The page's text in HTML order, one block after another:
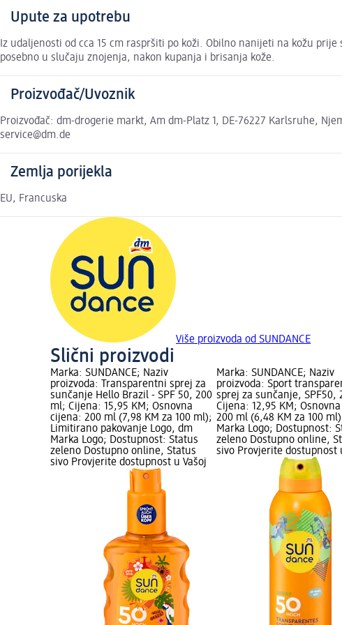
Upute za upotrebu
Iz udaljenosti od cca 15 cm raspršiti po koži. Obilno nanijeti na kožu
posebno u slučaju znojenja, nakon kupanja i brisanja kože.
Proizvođač/Uvoznik
Proizvođač: dm-drogerie markt, Am dm-Platz 1, DE-76227 Karlsruhe,
service@dm.de
Zemlja porijekla
EU, Francuska
Više proizvoda od SUNDANCE
Slični proizvodi
Marka: SUNDANCE; Naziv
proizvoda: Transparentni sprej za
sunčanje Hello Brazil - SPF 50, 200
ml; Cijena: 15,95 KM; Osnovna
cijena: 200 ml (7,98 KM za 100 ml);
Limitirano pakovanje Logo, dm
Marka Logo; Dostupnost: Status
zeleno Dostupno online, Status
sivo Provjerite dostupnost u Vašoj
Marka: SUNDANCE; Naziv
proizvoda: Sport
sprej za sunčanje, SPF50,
Cijena: 12,95 KM;
200 ml (6,48 KM za 100
Marka Logo; Dostupnost:
zeleno Dostupno online,
sivo Provjerite dostupnost